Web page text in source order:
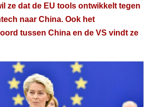
ze dat de EU tools ontwikkelt tegen
naar China. Ook het
tussen China en de VS vindt ze